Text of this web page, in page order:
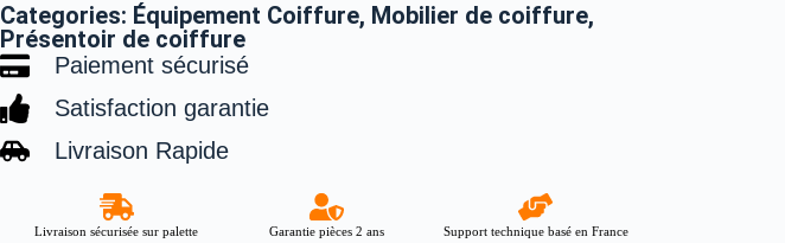
Categories: Équipement Coiffure, Mobilier de coiffure,
Présentoir de coiffure
Paiement sécurisé
Satisfaction garantie
Livraison Rapide
Livraison sécurisée sur palette Garantie pièces 2 ans Support technique basé en France